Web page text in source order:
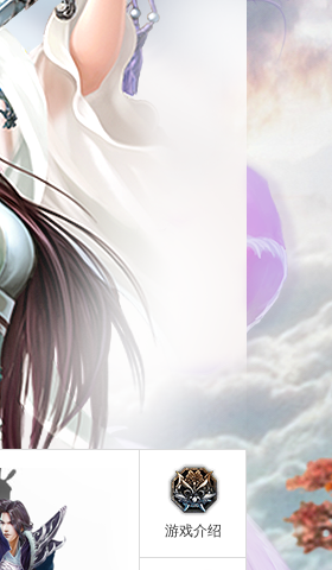
游戏介绍